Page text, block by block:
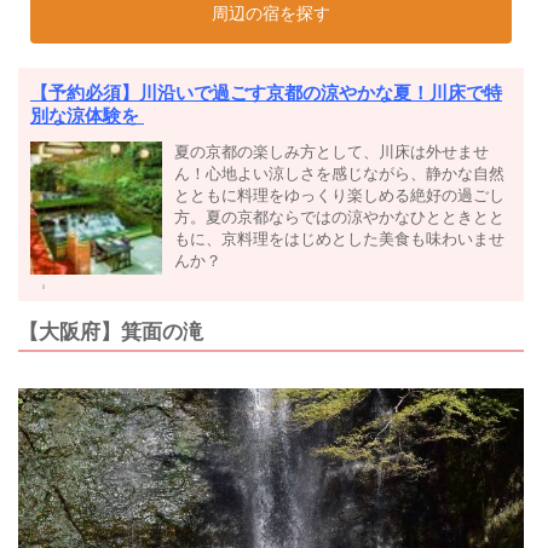
周辺の宿を探す
【予約必須】川沿いで過ごす京都の涼やかな夏！川床で特
別な涼体験を
夏の京都の楽しみ方として、川床は外せませ
ん！心地よい涼しさを感じながら、静かな自然
とともに料理をゆっくり楽しめる絶好の過ごし
方。夏の京都ならではの涼やかなひとときとと
もに、京料理をはじめとした美食も味わいませ
んか？
【大阪府】箕面の滝